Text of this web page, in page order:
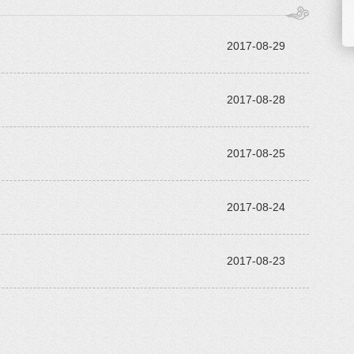
2017-08-29
2017-08-28
2017-08-25
2017-08-24
2017-08-23